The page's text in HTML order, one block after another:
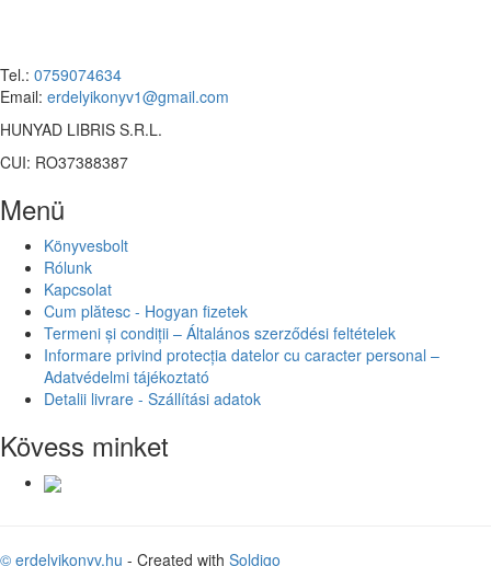
Tel.: 0759074634
Email: erdelyikonyv1@gmail.com
HUNYAD LIBRIS S.R.L.
CUI: RO37388387
Menü
Könyvesbolt
Rólunk
Kapcsolat
Cum plătesc - Hogyan fizetek
Termeni și condiții – Általános szerződési feltételek
Informare privind protecția datelor cu caracter personal –
Adatvédelmi tájékoztató
Detalii livrare - Szállítási adatok
Kövess minket
© erdelyikonyv.hu - Created with Soldigo